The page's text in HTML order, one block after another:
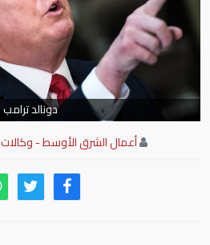
دونالد ترامب
أعمال الشرق الأوسط - وكالات